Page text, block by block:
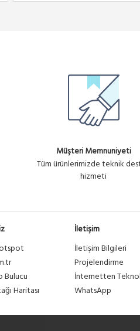
Müşteri Memnuniyeti
Tüm ürünlerimizde teknik
hizmeti
Bulucu
Haritası
İletişim
İletişim Bilgileri
Projelendirme
İnternetten
WhatsApp